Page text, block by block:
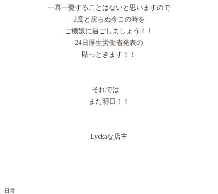
一喜一憂することはないと思いますので
2度と戻らぬ今この時を
ご機嫌に過ごしましょう！！
24日厚生労働省発表の
貼っときます！！
それでは
また明日！！
Lyckaな店主
日常